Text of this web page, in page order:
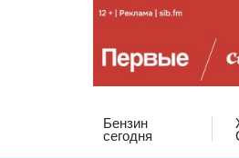
Бензин
сегодня